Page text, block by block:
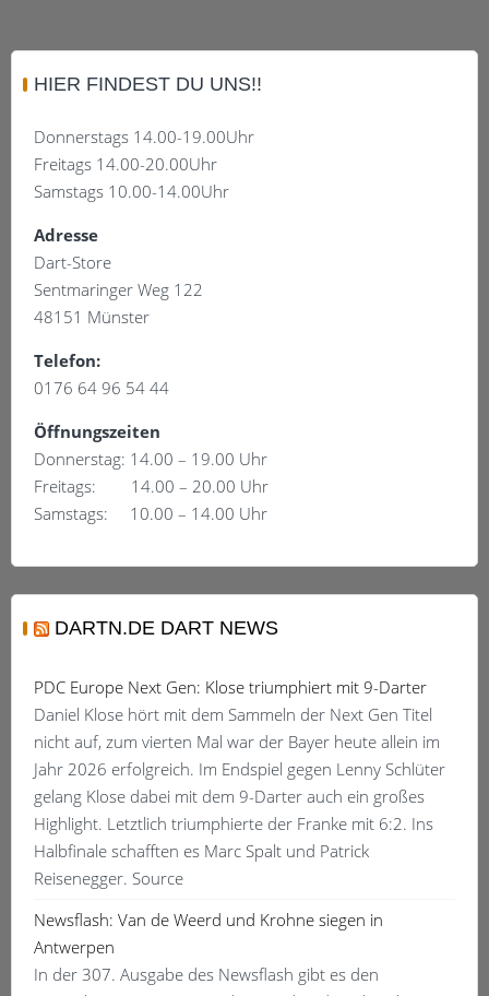
Varianten
Optionen
können
Produktseite
gewählt
HIER FINDEST DU UNS!!
Donnerstags 14.00-19.00Uhr
Freitags 14.00-20.00Uhr
Samstags 10.00-14.00Uhr
Adresse
Dart-Store
Sentmaringer Weg 122
48151 Münster
Telefon:
0176 64 96 54 44
Öffnungszeiten
Donnerstag: 14.00 – 19.00 Uhr
Freitags: 14.00 – 20.00 Uhr
Samstags: 10.00 – 14.00 Uhr
DARTN.DE DART NEWS
PDC Europe Next Gen: Klose triumphiert mit 9-Darter
Daniel Klose hört mit dem Sammeln der Next Gen Titel
nicht auf, zum vierten Mal war der Bayer heute allein im
Jahr 2026 erfolgreich. Im Endspiel gegen Lenny Schlüter
gelang Klose dabei mit dem 9-Darter auch ein großes
Highlight. Letztlich triumphierte der Franke mit 6:2. Ins
Halbfinale schafften es Marc Spalt und Patrick
Reisenegger. Source
Newsflash: Van de Weerd und Krohne siegen in
Antwerpen
In der 307. Ausgabe des Newsflash gibt es den